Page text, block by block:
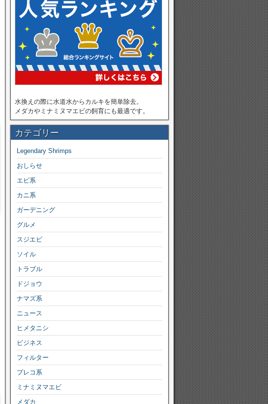
水換えの際に水道水からカルキを簡単除去。
メダカやミナミヌマエビの飼育にも最適です。
カテゴリー
Legendary Shrimps
おしらせ
エビ系
カニ系
ガーデニング
グルメ
スジエビ
ソイル
トラブル
ドジョウ
ナマズ系
ニュース
ヒメタニシ
ビジネス
フィルター
プレコ系
ミナミヌマエビ
メダカ